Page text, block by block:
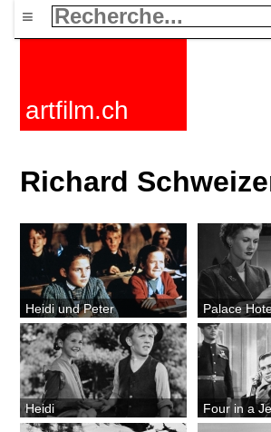
≡
artfilm.ch
Richard
Heidi und Peter Palace
Heidi Four in a